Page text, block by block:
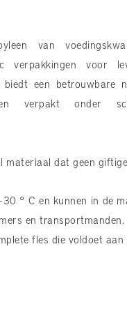
van
voor
een betrouwbare
en verpakt onder
materiaal dat geen
° C en kunnen in de
en transportmanden.
fles die voldoet aan